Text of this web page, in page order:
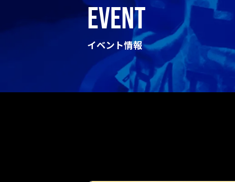
EVENT
イベント情報